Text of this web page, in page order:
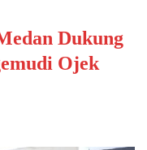
Dukung
Ojek